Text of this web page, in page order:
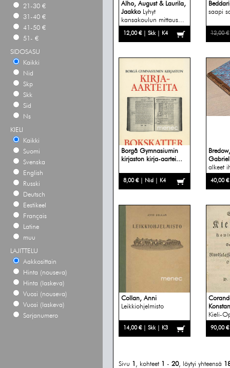
21-30 €
31-40 €
41-50 €
51- €
SIDOSASU
Kaikki
Nid
Skp
Skk
Sid
Ns
KIELI
Kaikki
Suomi
Svenska
English
Russki
Deutsch
Eestikeel
Français
Latine
muu
LAJITTELU
Aakkosittain
Hinta (nouseva)
Hinta (laskeva)
Vuosi (nouseva)
Vuosi (laskeva)
Sarjanumero
Alho, August & Laurila,
Jaakko Lyhyt
kansakoulun mittaus...
12,00 € | Skk | K4
saapi
12,00 €
Borgå Gymnasiumin
kirjaston kirja-aartei...
8,00 € | Nid | K4
Gabriel
alkeet
40,00
Collan, Anni
Leikkiohjelmisto
14,00 € | Skk | K3
Kieli-
90,00
Sivu 1 , kohteet 1 - 20, löytyi yhteensä